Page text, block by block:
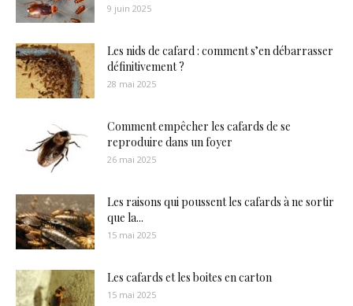
9 juin 2025
Les nids de cafard : comment s’en débarrasser
définitivement ?
28 mai 2025
Comment empêcher les cafards de se
reproduire dans un foyer
26 mai 2025
Les raisons qui poussent les cafards à ne sortir
que la...
15 mai 2025
Les cafards et les boites en carton
15 mai 2025